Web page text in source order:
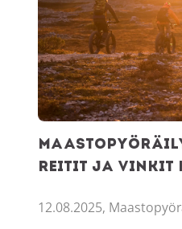
reitit ja vinkit
12.08.2025,